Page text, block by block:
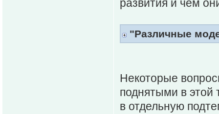
развития и чем
"Различные
Некоторые
поднятыми в этой
в отдельную